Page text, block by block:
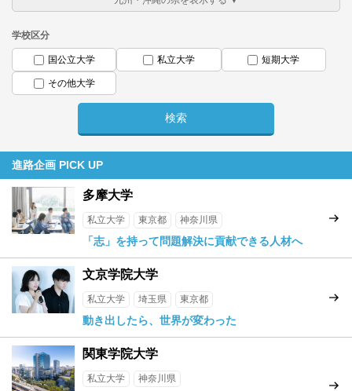
学校区分
国公立大学 私立大学 短期大学
その他大学
進路企画 PICK UP
多摩大学
私立大学 東京都 神奈川県
「志」を持って問題解決に貢献できる人材へ
文京学院大学
私立大学 埼玉県 東京都
動き出したら、世界が変わった
関東学院大学
私立大学 神奈川県